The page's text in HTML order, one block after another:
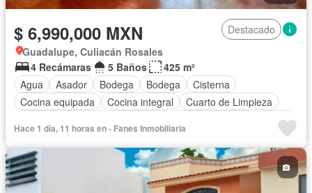
$ 6,990,000 MXN
Destacado
Guadalupe, Culiacán Rosales
4 Recámaras
5 Baños
425 m²
Agua
Asador Bodega Bodega
Cisterna
Cocina equipada
Cocina integral
Cuarto de Limpieza
Jardín
Despacho
Recámara con closet
Sala polivalente
Seguridad
Zonas verdes Sin amueblar
Hace 1 día, 11 horas en - Fanes Inmobiliaria